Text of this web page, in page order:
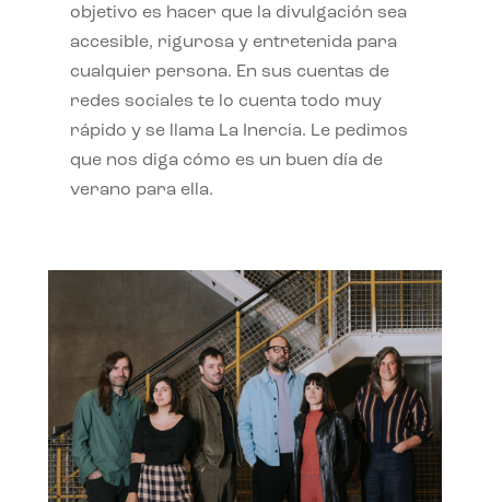
objetivo es hacer que la divulgación sea
accesible, rigurosa y entretenida para
cualquier persona. En sus cuentas de
redes sociales te lo cuenta todo muy
rápido y se llama La Inercia. Le pedimos
que nos diga cómo es un buen día de
verano para ella.